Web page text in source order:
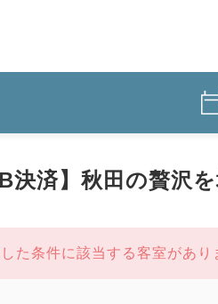
決済】秋田の贅沢
た条件に該当する客室があり